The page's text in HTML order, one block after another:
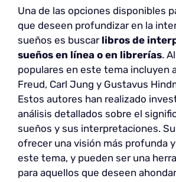
Una de las opciones disponibles
que deseen profundizar en la
sueños es buscar libros de
sueños en línea o en librerías.
populares en este tema incluyen
Freud, Carl Jung y Gustavus
Estos autores han realizado
análisis detallados sobre el
sueños y sus interpretaciones.
ofrecer una visión más profunda
este tema, y pueden ser una
para aquellos que deseen